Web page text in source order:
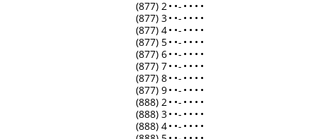
(877) 2• •- • • • •
(877) 3• •- • • • •
(877) 4• •- • • • •
(877) 5• •- • • • •
(877) 6• •- • • • •
(877) 7• •- • • • •
(877) 8• •- • • • •
(877) 9• •- • • • •
(888) 2• •- • • • •
(888) 3• •- • • • •
(888) 4• •- • • • •